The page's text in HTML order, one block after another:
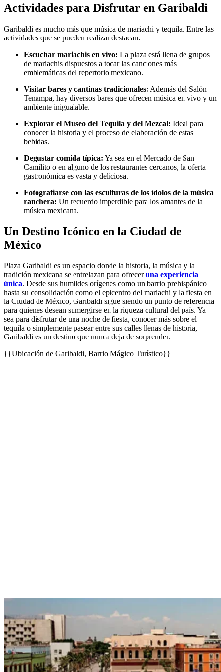
Actividades para Disfrutar en Garibaldi
Garibaldi es mucho más que música de mariachi y tequila. Entre las
actividades que se pueden realizar destacan:
Escuchar mariachis en vivo: La plaza está llena de grupos
de mariachis dispuestos a tocar las canciones más
emblemáticas del repertorio mexicano.
Visitar bares y cantinas tradicionales: Además del Salón
Tenampa, hay diversos bares que ofrecen música en vivo y un
ambiente inigualable.
Explorar el Museo del Tequila y del Mezcal: Ideal para
conocer la historia y el proceso de elaboración de estas
bebidas.
Degustar comida típica: Ya sea en el Mercado de San
Camilito o en alguno de los restaurantes cercanos, la oferta
gastronómica es vasta y deliciosa.
Fotografiarse con las esculturas de los ídolos de la música
ranchera: Un recuerdo imperdible para los amantes de la
música mexicana.
Un Destino Icónico en la Ciudad de
México
Plaza Garibaldi es un espacio donde la historia, la música y la
tradición mexicana se entrelazan para ofreceruna experiencia
única. Desde sus humildes orígenes como un barrio prehispánico
hasta su consolidación como el epicentro del mariachi y la fiesta en
la Ciudad de México, Garibaldi sigue siendo un punto de referencia
para quienes desean sumergirse en la riqueza cultural del país. Ya
sea para disfrutar de una noche de fiesta, conocer más sobre el
tequila o simplemente pasear entre sus calles llenas de historia,
Garibaldi es un destino que nunca deja de sorprender.
{{Ubicación de Garibaldi, Barrio Mágico Turístico}}